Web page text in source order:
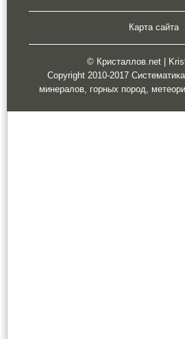
Карта сайта
© Кристаллов.net |
Copyright 2010-2017
минералов, горных пород,